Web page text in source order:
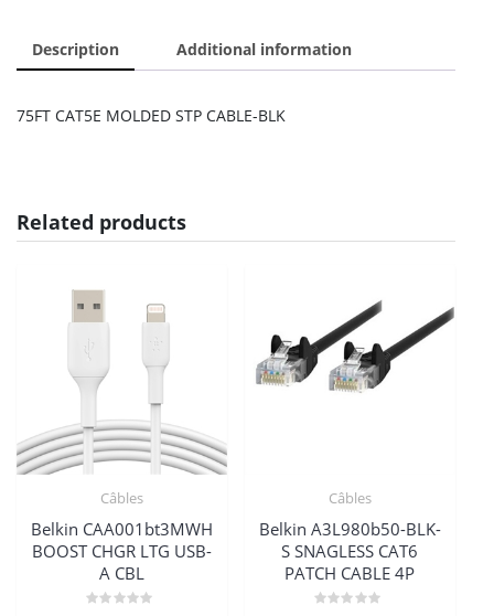
Description Additional information
75FT CAT5E MOLDED STP CABLE-BLK
Related products
Câbles
Belkin CAA001bt3MWH
BOOST CHGR LTG USB-
A CBL
Câbles
Belkin A3L980b50-BLK-
S SNAGLESS CAT6
PATCH CABLE 4P